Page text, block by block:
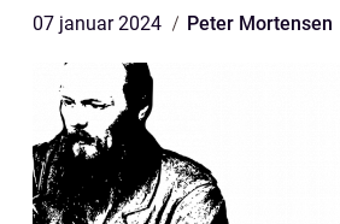
07 januar 2024 Peter Mortensen